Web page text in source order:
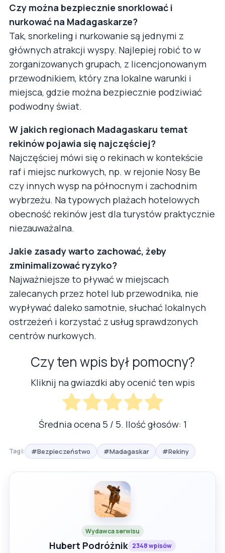
Czy można bezpiecznie snorklować i
nurkować na Madagaskarze?
Tak, snorkeling i nurkowanie są jednymi z
głównych atrakcji wyspy. Najlepiej robić to w
zorganizowanych grupach, z licencjonowanym
przewodnikiem, który zna lokalne warunki i
miejsca, gdzie można bezpiecznie podziwiać
podwodny świat.
W jakich regionach Madagaskaru temat
rekinów pojawia się najczęściej?
Najczęściej mówi się o rekinach w kontekście
raf i miejsc nurkowych, np. w rejonie Nosy Be
czy innych wysp na północnym i zachodnim
wybrzeżu. Na typowych plażach hotelowych
obecność rekinów jest dla turystów praktycznie
niezauważalna.
Jakie zasady warto zachować, żeby
zminimalizować ryzyko?
Najważniejsze to pływać w miejscach
zalecanych przez hotel lub przewodnika, nie
wypływać daleko samotnie, słuchać lokalnych
ostrzeżeń i korzystać z usług sprawdzonych
centrów nurkowych.
Czy ten wpis był pomocny?
Kliknij na gwiazdki aby ocenić ten wpis
Średnia ocena 5 / 5. Ilość głosów: 1
Tagi: #Bezpieczeństwo #Madagaskar #Rekiny
Wydawca serwisu
Hubert Podróżnik 2348 wpisów